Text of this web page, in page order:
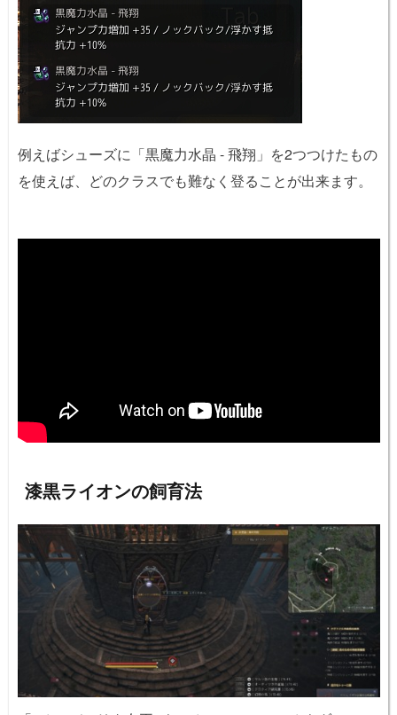
例えばシューズに「黒魔力水晶 - 飛翔」を2つつけたもの
を使えば、どのクラスでも難なく登ることが出来ます。
漆黒ライオンの飼育法